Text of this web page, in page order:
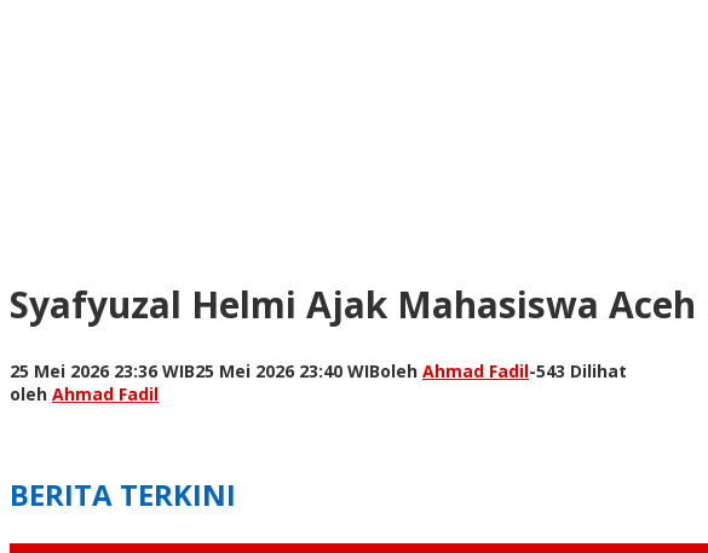
Syafyuzal Helmi Ajak Mahasiswa
25 Mei 2026 23:36 WIB25 Mei 2026 23:40 WIBoleh Ahmad Fadil-543 Dilihat
oleh Ahmad Fadil
BERITA TERKINI